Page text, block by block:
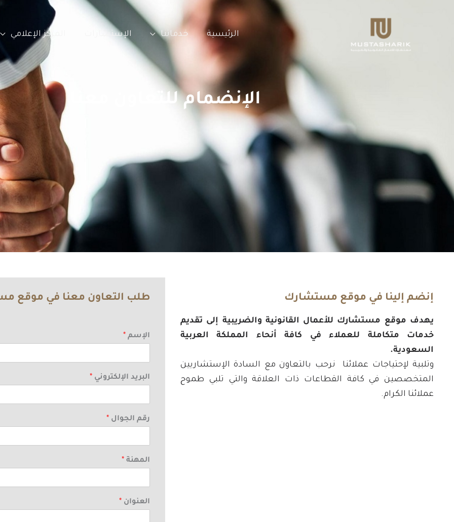
الرئيسية خدماتنا الإستشارات المركز الإعلامي
الإنضمام للتعاون معنا
إنضم إلينا في موقع مستشارك
يهدف موقع مستشارك للأعمال القانونية والضريبية إلى تقديم
خدمات متكاملة للعملاء في كافة أنحاء المملكة العربية
السعودية.
وتلبية لإحتياجات عملائنا نرحب بالتعاون مع السادة الإستشاريين
المتخصصين في كافة القطاعات ذات العلاقة والتي تلبي طموح
عملائنا الكرام.
طلب التعاون معنا في موقع
الإسم *
البريد الإلكتروني *
رقم الجوال *
المهنة *
العنوان *